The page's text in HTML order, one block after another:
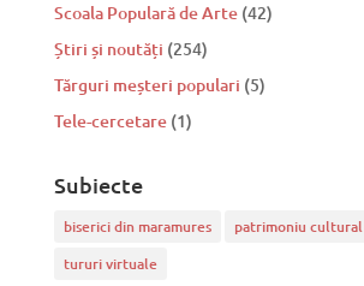
Scoala Populară de Arte(42)
Știri și noutăți (254)
Tărguri meșteri populari (5)
Tele-cercetare(1)
Subiecte
biserici din maramures
patrimoniu cultural
tururi virtuale